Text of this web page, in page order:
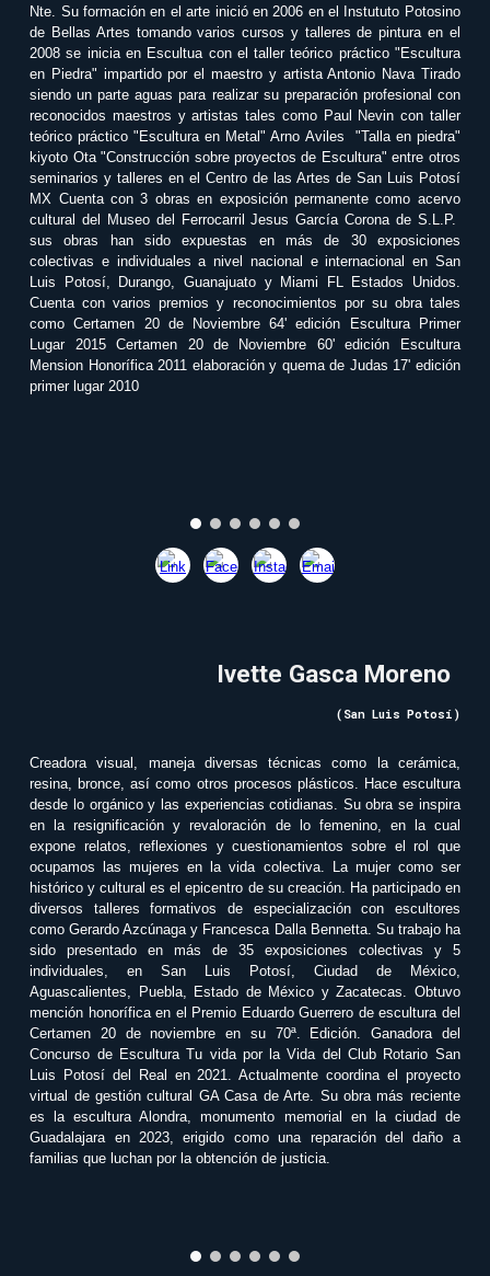
Nte. Su formación en el arte inició en 2006 en el Instututo Potosino
de Bellas Artes tomando varios cursos y talleres de pintura en el
2008 se inicia en Escultua con el taller teórico práctico "Escultura
en Piedra" impartido por el maestro y artista Antonio Nava Tirado
siendo un parte aguas para realizar su preparación profesional con
reconocidos maestros y artistas tales como Paul Nevin con taller
teórico práctico "Escultura en Metal" Arno Aviles "Talla en piedra"
kiyoto Ota "Construcción sobre proyectos de Escultura" entre otros
seminarios y talleres en el Centro de las Artes de San Luis Potosí
MX Cuenta con 3 obras en exposición permanente como acervo
cultural del Museo del Ferrocarril Jesus García Corona de S.L.P.
sus obras han sido expuestas en más de 30 exposiciones
colectivas e individuales a nivel nacional e internacional en San
Luis Potosí, Durango, Guanajuato y Miami FL Estados Unidos.
Cuenta con varios premios y reconocimientos por su obra tales
como Certamen 20 de Noviembre 64' edición Escultura Primer
Lugar 2015 Certamen 20 de Noviembre 60' edición Escultura
Mension Honorífica 2011 elaboración y quema de Judas 17' edición
primer lugar 2010
Ivette Gasca Moreno
(San Luis Potosí)
Creadora visual, maneja diversas técnicas como la cerámica,
resina, bronce, así como otros procesos plásticos. Hace escultura
desde lo orgánico y las experiencias cotidianas. Su obra se inspira
en la resignificación y revaloración de lo femenino, en la cual
expone relatos, reflexiones y cuestionamientos sobre el rol que
ocupamos las mujeres en la vida colectiva. La mujer como ser
histórico y cultural es el epicentro de su creación. Ha participado en
diversos talleres formativos de especialización con escultores
como Gerardo Azcúnaga y Francesca Dalla Bennetta. Su trabajo ha
sido presentado en más de 35 exposiciones colectivas y 5
individuales, en San Luis Potosí, Ciudad de México,
Aguascalientes, Puebla, Estado de México y Zacatecas. Obtuvo
mención honorífica en el Premio Eduardo Guerrero de escultura del
Certamen 20 de noviembre en su 70ª. Edición. Ganadora del
Concurso de Escultura Tu vida por la Vida del Club Rotario San
Luis Potosí del Real en 2021. Actualmente coordina el proyecto
virtual de gestión cultural GA Casa de Arte. Su obra más reciente
es la escultura Alondra, monumento memorial en la ciudad de
Guadalajara en 2023, erigido como una reparación del daño a
familias que luchan por la obtención de justicia.